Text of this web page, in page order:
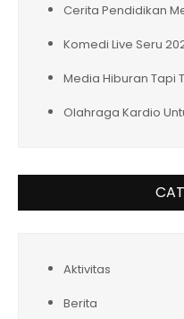
Cerita Pendidikan
Komedi Live Seru
Media Hiburan Tapi
Olahraga Kardio
Aktivitas
Berita